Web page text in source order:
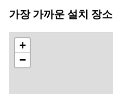
가장 가까운 설치 장소
+
−